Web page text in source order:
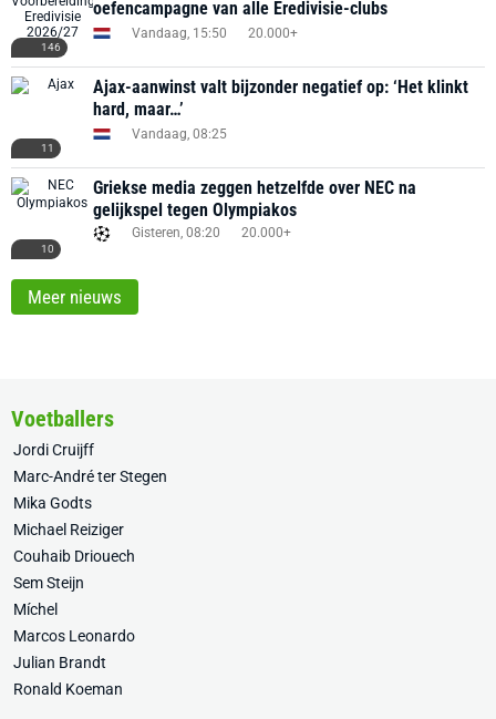
146
oefencampagne van alle Eredivisie-clubs
Vandaag, 15:50 20.000+
11
Ajax-aanwinst valt bijzonder negatief op: ‘Het klinkt
hard, maar…’
Vandaag, 08:25
10
Griekse media zeggen hetzelfde over NEC na
gelijkspel tegen Olympiakos
Gisteren, 08:20 20.000+
Meer nieuws
Voetballers
Jordi Cruijff
Marc-André ter Stegen
Mika Godts
Michael Reiziger
Couhaib Driouech
Sem Steijn
Míchel
Marcos Leonardo
Julian Brandt
Ronald Koeman